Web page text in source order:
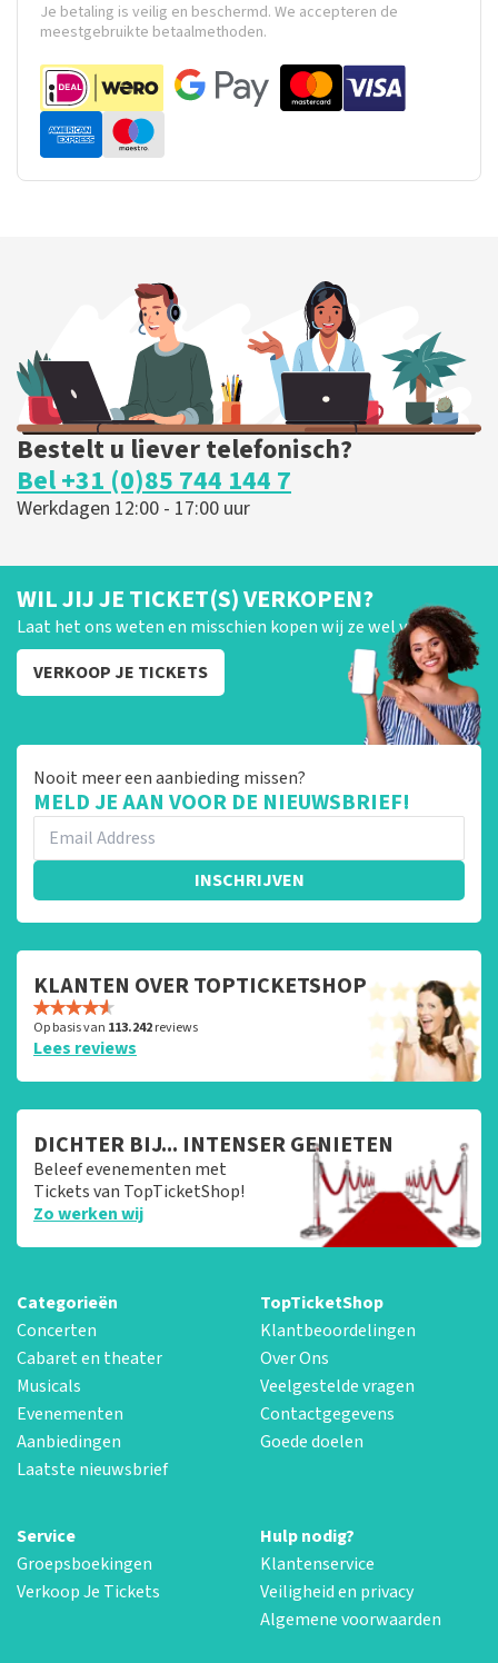
Je betaling is veilig en beschermd. We accepteren de
meestgebruikte betaalmethoden.
Bestelt u liever telefonisch?
Bel +31 (0)85 744 144 7
Werkdagen 12:00 - 17:00 uur
WIL JIJ JE TICKET(S) VERKOPEN?
Laat het ons weten en misschien kopen wij ze wel van je!
VERKOOP JE TICKETS
Nooit meer een aanbieding missen?
MELD JE AAN VOOR DE NIEUWSBRIEF!
INSCHRIJVEN
KLANTEN OVER TOPTICKETSHOP
Op basis van 113.242reviews
Lees reviews
DICHTER BIJ... INTENSER GENIETEN
Beleef evenementen met
Tickets van TopTicketShop!
Zo werken wij
Categorieën
Concerten
Cabaret en theater
Musicals
Evenementen
Aanbiedingen
Laatste nieuwsbrief
TopTicketShop
Klantbeoordelingen
Over Ons
Veelgestelde vragen
Contactgegevens
Goede doelen
Service
Groepsboekingen
Verkoop Je Tickets
Hulp nodig?
Klantenservice
Veiligheid en privacy
Algemene voorwaarden